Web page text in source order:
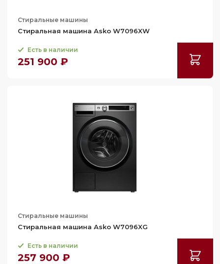
Стиральные машины
Стиральная машина Asko W7096XW
Есть в наличии
251 900 ₽
Стиральные машины
Стиральная машина Asko W7096XG
Есть в наличии
257 900 ₽